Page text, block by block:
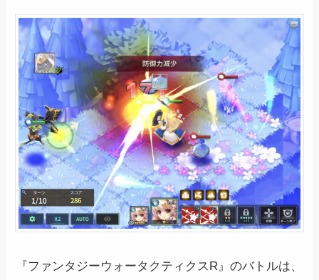
『ファンタジーウォータクティクスR』のバトルは、